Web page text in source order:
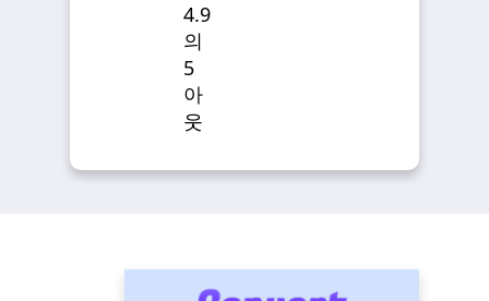
4.9
의
5
아
웃